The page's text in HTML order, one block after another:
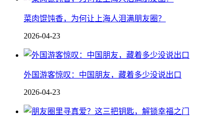
菜肉馄饨香，为何让上海人泪满朋友圈？
2026-04-23
外国游客惊叹：中国朋友，藏着多少没说出口
2026-04-23